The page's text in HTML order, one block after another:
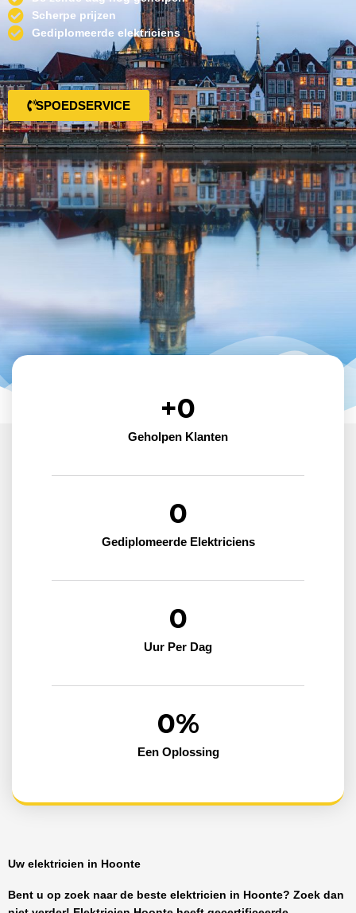
Scherpe prijzen
Gediplomeerde elektriciens
SPOEDSERVICE
Geholpen Klanten
+0
Gediplomeerde Elektriciens
0
Uur Per Dag
0
Een Oplossing
0%
Uw elektricien in Hoonte
Bent u op zoek naar de beste elektricien in Hoonte? Zoek dan